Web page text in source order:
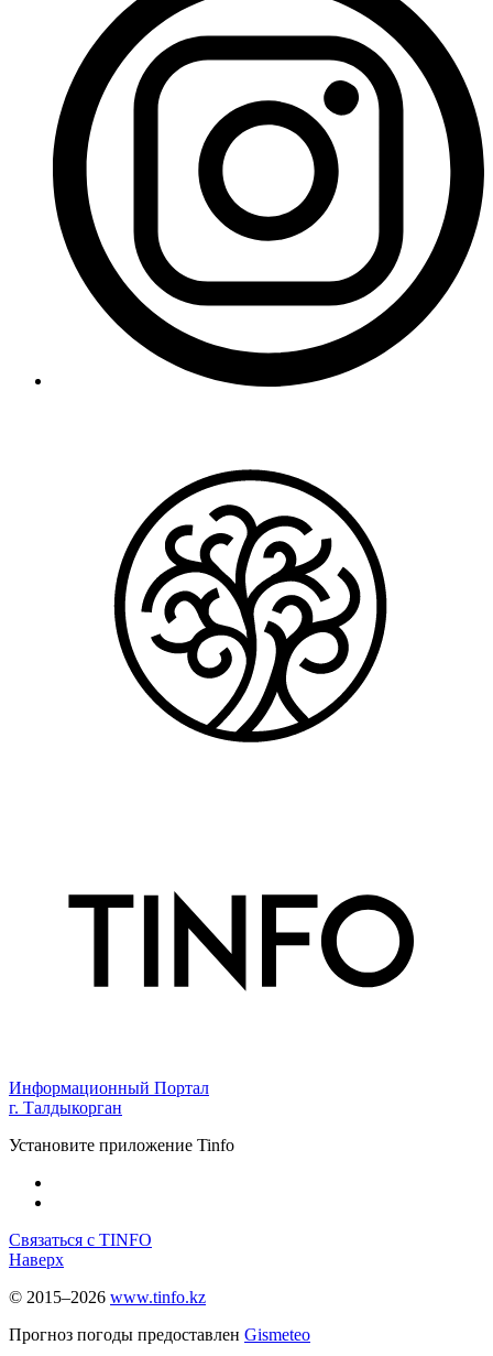
Информационный Портал
г. Талдыкорган
Установите приложение Tinfo
Связаться с TINFO
Наверх
© 2015–2026 www.tinfo.kz
Прогноз погоды предоставлен Gismeteo